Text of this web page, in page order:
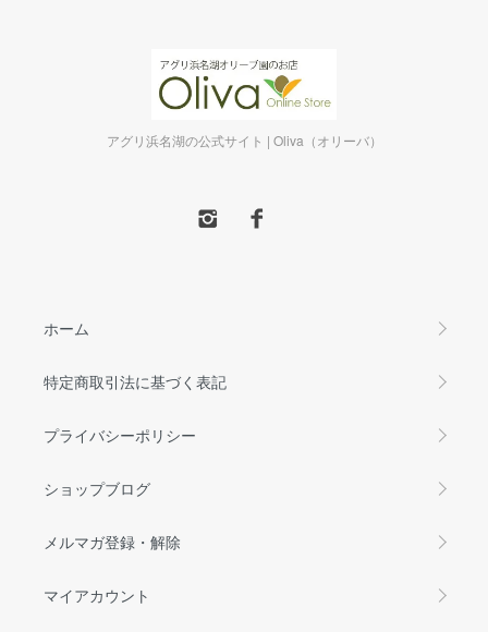
アグリ浜名湖の公式サイト | Oliva（オリーバ）
ホーム
特定商取引法に基づく表記
プライバシーポリシー
ショップブログ
メルマガ登録・解除
マイアカウント